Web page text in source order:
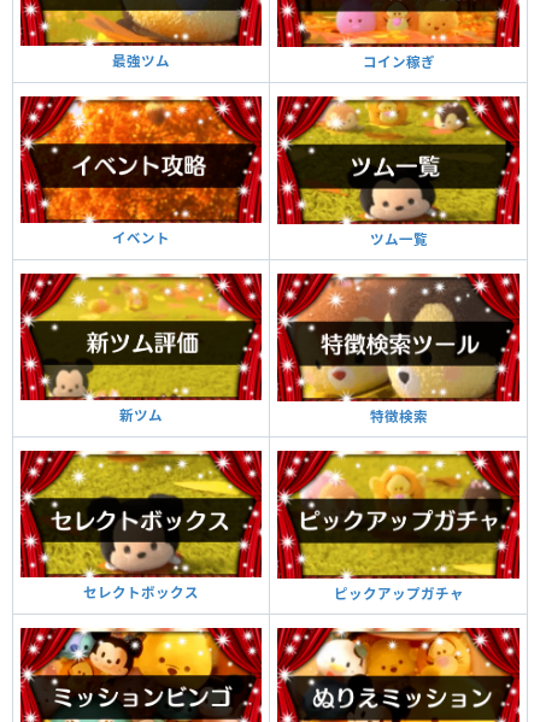
最強ツム コイン稼ぎ
イベント ツム一覧
新ツム 特徴検索
セレクトボックス ピックアップガチャ